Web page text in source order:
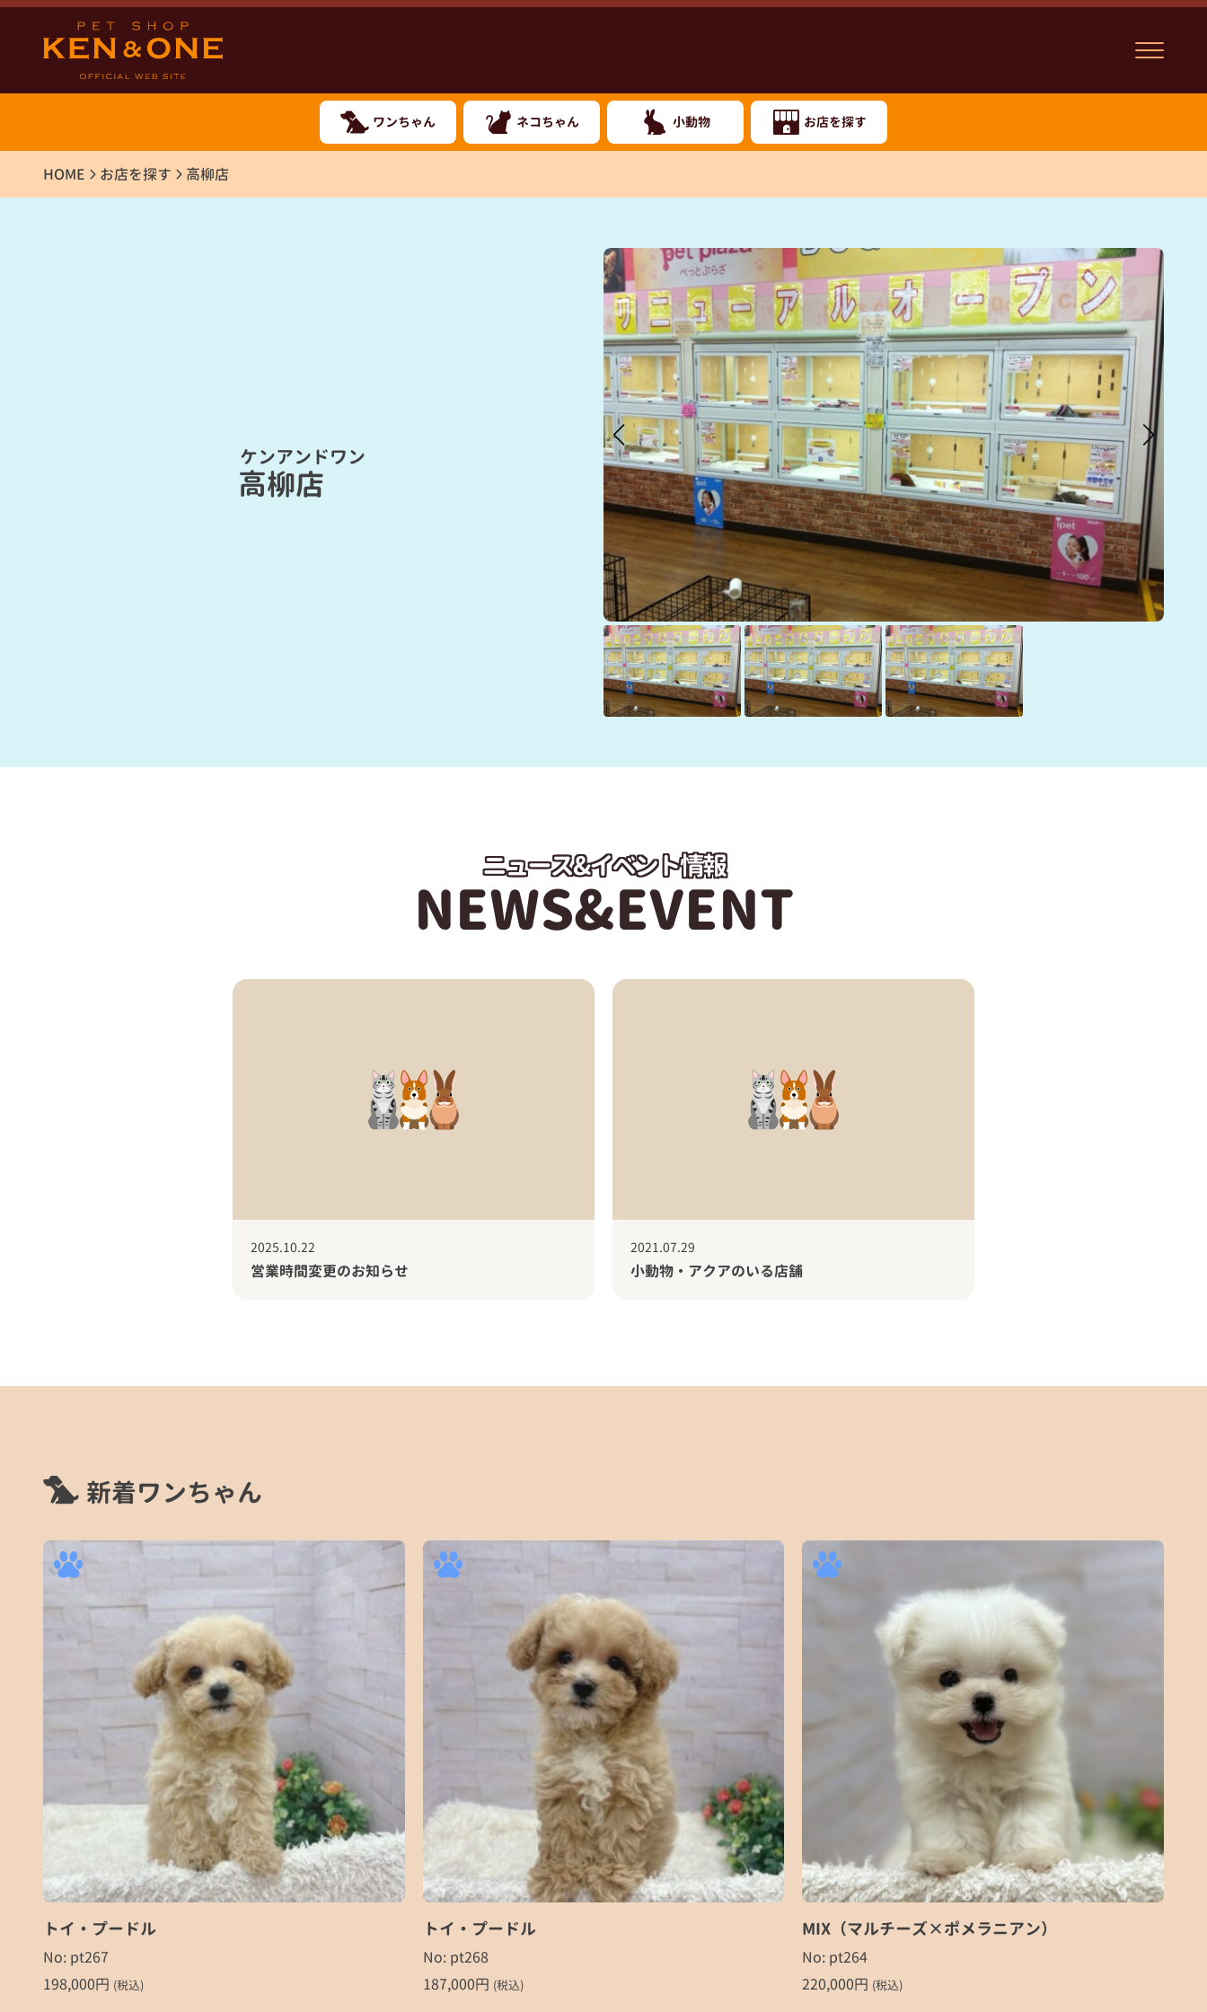
ワンちゃん ネコちゃん 小動物 お店を探す
HOME お店を探す 高柳店
ケンアンドワン
高柳店
ニュース&イベント情報
NEWS&EVENT
2025.10.22
営業時間変更のお知らせ
2021.07.29
小動物・アクアのいる店舗
新着ワンちゃん
トイ・プードル
No: pt267
198,000円 (税込)
トイ・プードル
No: pt268
187,000円 (税込)
MIX（マルチーズ×ポメラニアン）
No: pt264
220,000円 (税込)